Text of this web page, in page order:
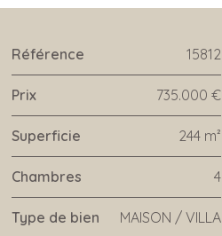
Référence 15812
Prix 735.000 €
Superficie 244 m²
Chambres 4
Type de bien MAISON / VILLA